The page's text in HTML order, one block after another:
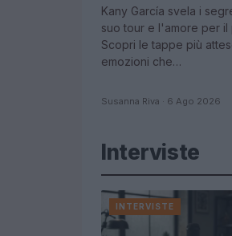
Kany García svela i
suo tour e l'amore per il
Scopri le tappe più
emozioni che…
Susanna Riva · 6 Ago 2026
Interviste
INTERVISTE